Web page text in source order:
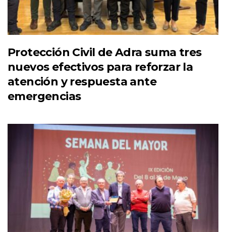
Protección Civil de Adra suma tres
nuevos efectivos para reforzar la
atención y respuesta ante
emergencias